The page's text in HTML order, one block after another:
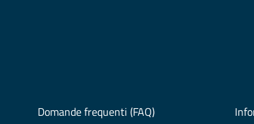
Domande frequenti (FAQ)